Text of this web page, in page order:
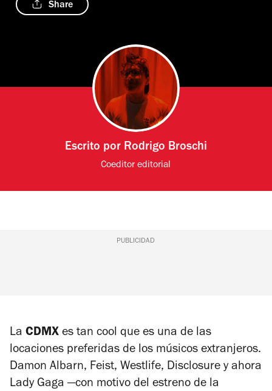
Share
Escrito por Rodrigo Broschi
Coeditor editorial
PUBLICIDAD
La CDMX es tan cool que es una de las
locaciones preferidas de los músicos extranjeros.
Damon Albarn, Feist, Westlife, Disclosure y ahora
Lady Gaga —con motivo del estreno de la